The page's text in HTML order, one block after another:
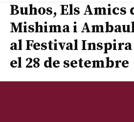
Buhos, Els Amics
Mishima i
al Festival
el 28 de setembre